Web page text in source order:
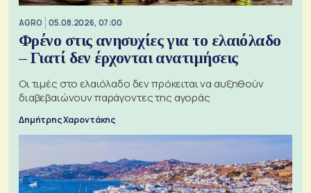
AGRO 05.08.2026, 07:00
Φρένο στις ανησυχίες για το ελαιόλαδο
– Γιατί δεν έρχονται ανατιμήσεις
Οι τιμές στο ελαιόλαδο δεν πρόκειται να αυξηθούν
διαβεβαιώνουν παράγοντες της αγοράς
Δημήτρης Χαροντάκης